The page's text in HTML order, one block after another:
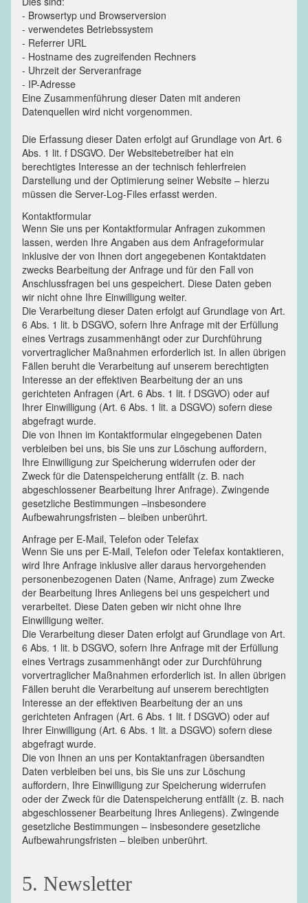
- Browsertyp und Browserversion
- verwendetes Betriebssystem
- Referrer URL
- Hostname des zugreifenden Rechners
- Uhrzeit der Serveranfrage
- IP-Adresse
Eine Zusammenführung dieser Daten mit anderen
Datenquellen wird nicht vorgenommen.
Die Erfassung dieser Daten erfolgt auf Grundlage von Art. 6
Abs. 1 lit. f DSGVO. Der Websitebetreiber hat ein
berechtigtes Interesse an der technisch fehlerfreien
Darstellung und der Optimierung seiner Website – hierzu
müssen die Server-Log-Files erfasst werden.
Kontaktformular
Wenn Sie uns per Kontaktformular Anfragen zukommen
lassen, werden Ihre Angaben aus dem Anfrageformular
inklusive der von Ihnen dort angegebenen Kontaktdaten
zwecks Bearbeitung der Anfrage und für den Fall von
Anschlussfragen bei uns gespeichert. Diese Daten geben
wir nicht ohne Ihre Einwilligung weiter.
Die Verarbeitung dieser Daten erfolgt auf Grundlage von Art.
6 Abs. 1 lit. b DSGVO, sofern Ihre Anfrage mit der Erfüllung
eines Vertrags zusammenhängt oder zur Durchführung
vorvertraglicher Maßnahmen erforderlich ist. In allen übrigen
Fällen beruht die Verarbeitung auf unserem berechtigten
Interesse an der effektiven Bearbeitung der an uns
gerichteten Anfragen (Art. 6 Abs. 1 lit. f DSGVO) oder auf
Ihrer Einwilligung (Art. 6 Abs. 1 lit. a DSGVO) sofern diese
abgefragt wurde.
Die von Ihnen im Kontaktformular eingegebenen Daten
verbleiben bei uns, bis Sie uns zur Löschung auffordern,
Ihre Einwilligung zur Speicherung widerrufen oder der
Zweck für die Datenspeicherung entfällt (z. B. nach
abgeschlossener Bearbeitung Ihrer Anfrage). Zwingende
gesetzliche Bestimmungen –insbesondere
Aufbewahrungsfristen – bleiben unberührt.
Anfrage per E-Mail, Telefon oder Telefax
Wenn Sie uns per E-Mail, Telefon oder Telefax kontaktieren,
wird Ihre Anfrage inklusive aller daraus hervorgehenden
personenbezogenen Daten (Name, Anfrage) zum Zwecke
der Bearbeitung Ihres Anliegens bei uns gespeichert und
verarbeitet. Diese Daten geben wir nicht ohne Ihre
Einwilligung weiter.
Die Verarbeitung dieser Daten erfolgt auf Grundlage von Art.
6 Abs. 1 lit. b DSGVO, sofern Ihre Anfrage mit der Erfüllung
eines Vertrags zusammenhängt oder zur Durchführung
vorvertraglicher Maßnahmen erforderlich ist. In allen übrigen
Fällen beruht die Verarbeitung auf unserem berechtigten
Interesse an der effektiven Bearbeitung der an uns
gerichteten Anfragen (Art. 6 Abs. 1 lit. f DSGVO) oder auf
Ihrer Einwilligung (Art. 6 Abs. 1 lit. a DSGVO) sofern diese
abgefragt wurde.
Die von Ihnen an uns per Kontaktanfragen übersandten
Daten verbleiben bei uns, bis Sie uns zur Löschung
auffordern, Ihre Einwilligung zur Speicherung widerrufen
oder der Zweck für die Datenspeicherung entfällt (z. B. nach
abgeschlossener Bearbeitung Ihres Anliegens). Zwingende
gesetzliche Bestimmungen – insbesondere gesetzliche
Aufbewahrungsfristen – bleiben unberührt.
5. Newsletter